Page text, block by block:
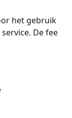
het gebruik
De fee